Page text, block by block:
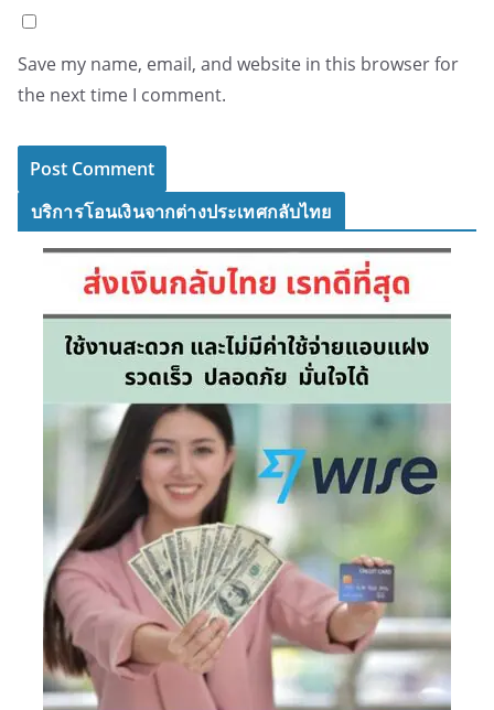
Save my name, email, and website in this browser for
the next time I comment.
บริการโอนเงินจากต่างประเทศกลับไทย